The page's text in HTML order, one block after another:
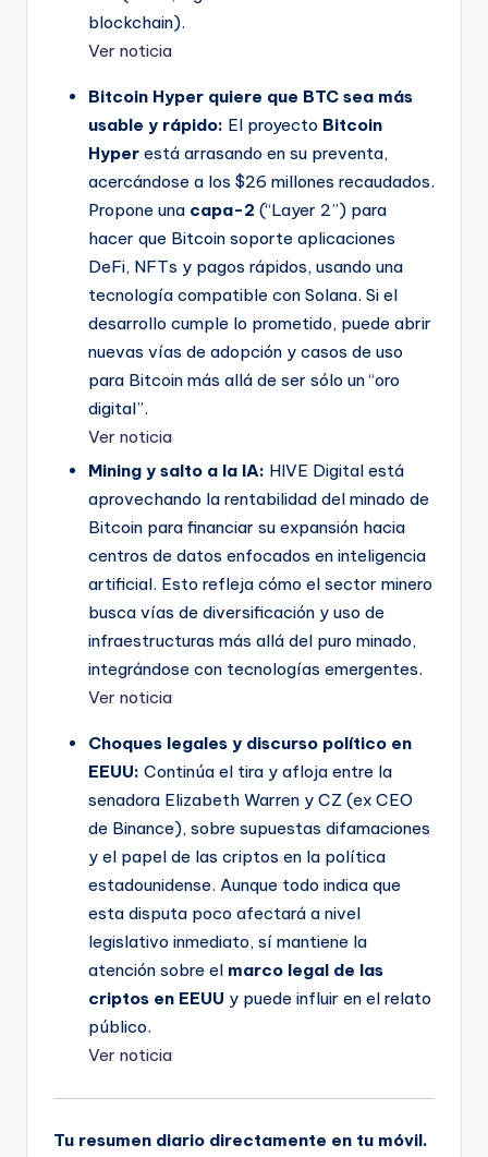
blockchain).
Ver noticia
Bitcoin Hyper quiere que BTC sea más
usable y rápido: El proyecto Bitcoin
Hyper está arrasando en su preventa,
acercándose a los $26 millones recaudados.
Propone una capa-2 (“Layer 2”) para
hacer que Bitcoin soporte aplicaciones
DeFi, NFTs y pagos rápidos, usando una
tecnología compatible con Solana. Si el
desarrollo cumple lo prometido, puede abrir
nuevas vías de adopción y casos de uso
para Bitcoin más allá de ser sólo un “oro
digital”.
Ver noticia
Mining y salto a la IA: HIVE Digital está
aprovechando la rentabilidad del minado de
Bitcoin para financiar su expansión hacia
centros de datos enfocados en inteligencia
artificial. Esto refleja cómo el sector minero
busca vías de diversificación y uso de
infraestructuras más allá del puro minado,
integrándose con tecnologías emergentes.
Ver noticia
Choques legales y discurso político en
EEUU: Continúa el tira y afloja entre la
senadora Elizabeth Warren y CZ (ex CEO
de Binance), sobre supuestas difamaciones
y el papel de las criptos en la política
estadounidense. Aunque todo indica que
esta disputa poco afectará a nivel
legislativo inmediato, sí mantiene la
atención sobre el marco legal de las
criptos en EEUU y puede influir en el relato
público.
Ver noticia
Tu resumen diario directamente en tu móvil.